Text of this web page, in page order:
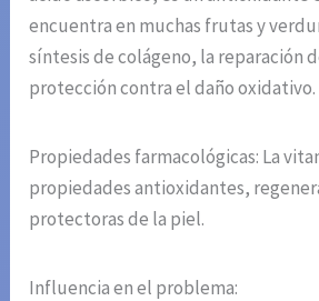
encuentra en muchas frutas y
síntesis de colágeno, la reparación
protección contra el daño oxidativo.
Propiedades farmacológicas: La
propiedades antioxidantes,
protectoras de la piel.
Influencia en el problema: